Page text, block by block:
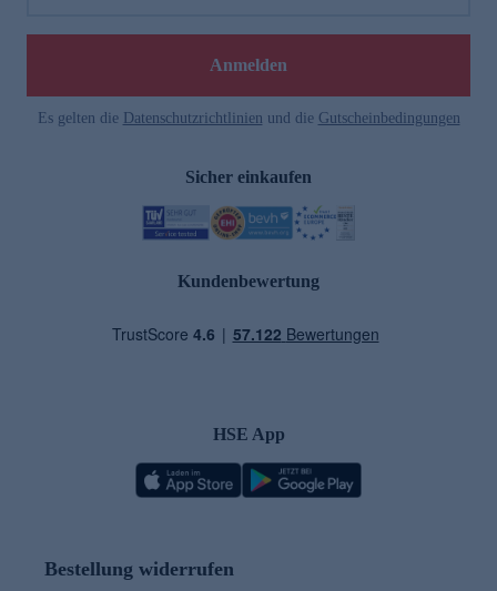
Anmelden
Es gelten die Datenschutzrichtlinien und die Gutscheinbedingungen
Sicher einkaufen
Kundenbewertung
HSE App
Bestellung widerrufen